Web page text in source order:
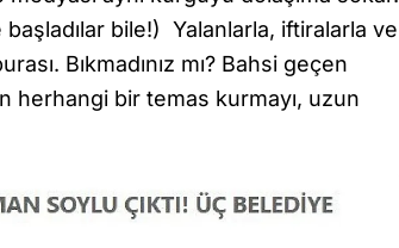
bile!) Yalanlarla, iftiralarla ve
Bıkmadınız mı? Bahsi geçen
herhangi bir temas kurmayı, uzun